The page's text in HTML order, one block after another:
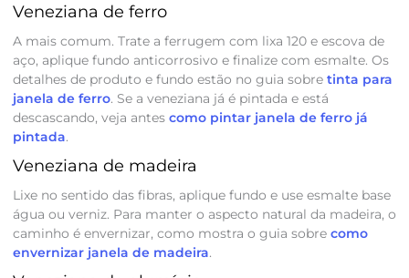
Veneziana de ferro
A mais comum. Trate a ferrugem com lixa 120 e escova de
aço, aplique fundo anticorrosivo e finalize com esmalte. Os
detalhes de produto e fundo estão no guia sobre tinta para
janela de ferro. Se a veneziana já é pintada e está
descascando, veja antes como pintar janela de ferro já
pintada.
Veneziana de madeira
Lixe no sentido das fibras, aplique fundo e use esmalte base
água ou verniz. Para manter o aspecto natural da madeira, o
caminho é envernizar, como mostra o guia sobre como
envernizar janela de madeira.